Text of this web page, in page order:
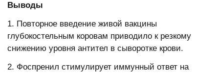
Выводы
1. Повторное введение живой вакцины
глубокостельным коровам приводило к резкому
снижению уровня антител в сыворотке крови.
2. Фоспренил стимулирует иммунный ответ на